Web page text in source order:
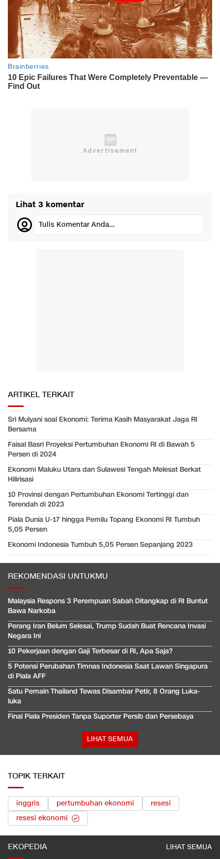
Lihat 3 komentar
Tulis Komentar Anda...
ARTIKEL TERKAIT
Sri Mulyani soal Ekonomi: Terima Kasih Masyarakat Jaga RI
Bersama
Faisal Basri Proyeksi Pertumbuhan Ekonomi RI di Bawah 5
Persen di 2024
Ekonomi Maluku Utara dan Sulawesi Tengah Melesat Berkat
Hilirisasi
10 Provinsi dengan Pertumbuhan Ekonomi Tertinggi dan
Terendah di 2023
Piala Dunia U-17 hingga Pemilu Topang Ekonomi RI Tumbuh
5,05 Persen
Ekonomi Indonesia Tumbuh 5,05 Persen Sepanjang 2023
REKOMENDASI UNTUKMU
Malaysia Respons 3 Perempuan Sabah Ditangkap di RI Buntut
Bawa Narkoba
Perang Iran Belum Selesai, Trump Sudah Buat Rencana Invasi
Negara Ini
10 Pekerjaan dengan Gaji Terbesar di RI, Apa Saja?
5 Potensi Perubahan Timnas Indonesia Saat Lawan Singapura
di Piala AFF
Satu Pemain Thailand Tewas Disambar Petir, 8 Orang Luka-
luka
Final Piala Presiden Tanpa Suporter Persib dan Persebaya
LIHAT SEMUA
TOPIK TERKAIT
inggris pertumbuhan ekonomi
resesi
resesi ekonomi
EKOPEDIA LIHAT SEMUA